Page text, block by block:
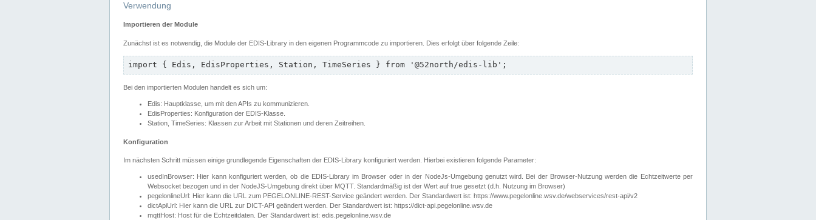
Verwendung
Importieren der Module
Zunächst ist es notwendig, die Module der EDIS-Library in den eigenen Programmcode zu importieren. Dies erfolgt über folgende Zeile:
import { Edis, EdisProperties, Station, TimeSeries } from '@52north/edis-lib';
Bei den importierten Modulen handelt es sich um:
Edis: Hauptklasse, um mit den APIs zu kommunizieren.
EdisProperties: Konfiguration der EDIS-Klasse.
Station, TimeSeries: Klassen zur Arbeit mit Stationen und deren Zeitreihen.
Konfiguration
Im nächsten Schritt müssen einige grundlegende Eigenschaften der EDIS-Library konfiguriert werden. Hierbei existieren folgende Parameter:
usedInBrowser: Hier kann konfiguriert werden, ob die EDIS-Library im Browser oder in der NodeJs-Umgebung genutzt wird. Bei der Browser-Nutzung werden die Echtzeitwerte per
Websocket bezogen und in der NodeJS-Umgebung direkt über MQTT. Standardmäßig ist der Wert auf true gesetzt (d.h. Nutzung im Browser)
pegelonlineUrl: Hier kann die URL zum PEGELONLINE-REST-Service geändert werden. Der Standardwert ist: https://www.pegelonline.wsv.de/webservices/rest-api/v2
dictApiUrl: Hier kann die URL zur DICT-API geändert werden. Der Standardwert ist: https://dict-api.pegelonline.wsv.de
mqttHost: Host für die Echtzeitdaten. Der Standardwert ist: edis.pegelonline.wsv.de